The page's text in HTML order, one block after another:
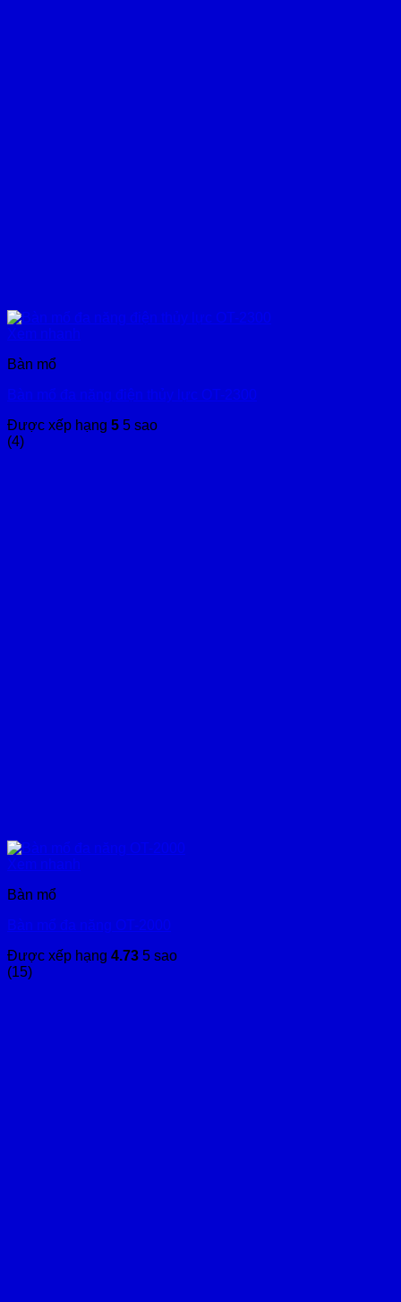
Xem nhanh
Bàn mổ
Bàn mổ đa năng điện thủy lực OT-2300
Được xếp hạng 5 5 sao
(4)
Xem nhanh
Bàn mổ
Bàn mổ đa năng OT-2000
Được xếp hạng 4.73 5 sao
(15)